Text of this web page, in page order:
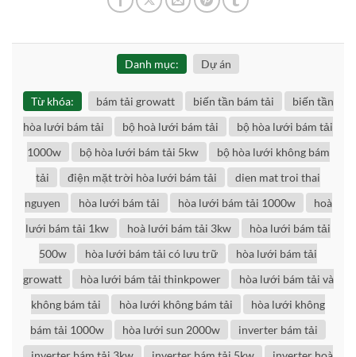
Danh mục: Dự án
Từ khóa: bám tải growatt biến tần bám tải
biến tần
hòa lưới bám tải
bộ hoà lưới bám tải
bộ hòa lưới bám tải
1000w
bộ hòa lưới bám tải 5kw
bộ hòa lưới không bám
tải
điện mặt trời hòa lưới bám tải
dien mat troi thai
nguyen
hòa lưới bám tải hòa lưới bám tải 1000w
hoà
lưới bám tải 1kw
hoà lưới bám tải 3kw
hòa lưới bám tải
500w
hòa lưới bám tải có lưu trữ
hòa lưới bám tải
growatt
hòa lưới bám tải thinkpower
hòa lưới bám tải và
không bám tải
hòa lưới không bám tải
hòa lưới không
bám tải 1000w
hòa lưới sun 2000w
inverter bám tải